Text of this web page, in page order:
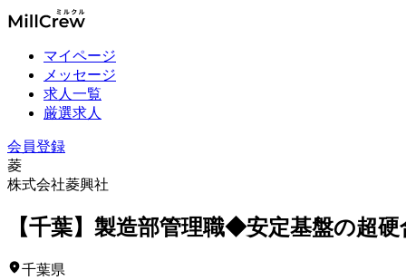
マイページ
メッセージ
求人一覧
厳選求人
会員登録
菱
株式会社菱興社
【千葉】製造部管理職◆安定基盤の超
千葉県